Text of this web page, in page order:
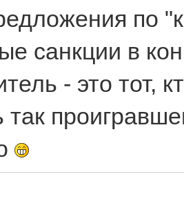
по
санкции в
- это тот,